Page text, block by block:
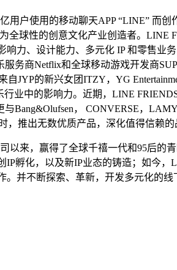
使用的移动聊天APP “LINE” 而创
全球性的创意文化产业创造者。
力、设计能力、多元化 IP 和零售
务商Netflix和全球移动游戏开发商
JYP的新兴女团ITZY，YG
业中的影响力。近期，LINE
Bang&Olufsen， CONVERSE，
推出无数优质产品，深化值得信赖的
来，赢得了全球千禧一代和95后的
孵化，以及新IP业态的铸造；如今
并不断探索、革新，开发多元化的